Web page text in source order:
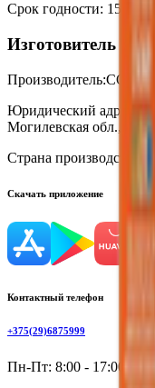
Срок годности: 15
Изготовитель
Производитель:СООО
Юридический адрес:
Могилевская обл., г.
Страна производства:
Скачать приложение
Контактный телефон
+375(29)6875999
Пн-Пт: 8:00 - 17:00